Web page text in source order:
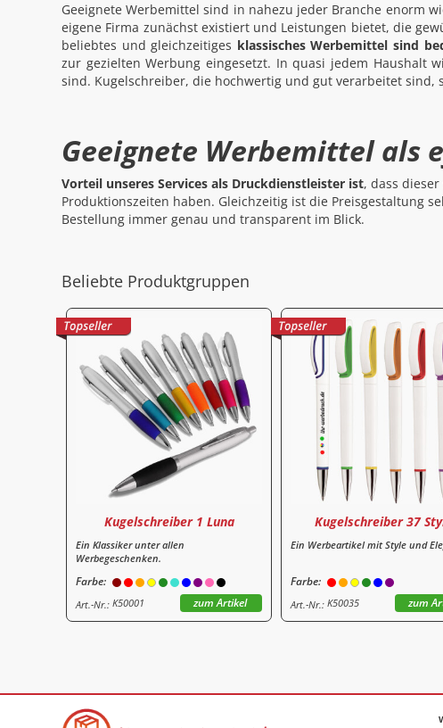
Geeignete Werbemittel sind in nahezu jeder Branche enorm
eigene Firma zunächst existiert und Leistungen bietet, die
beliebtes und gleichzeitiges klassisches Werbemittel sind
zur gezielten Werbung eingesetzt. In quasi jedem Haushalt
sind. Kugelschreiber, die hochwertig und gut verarbeitet sind,
Geeignete Werbemittel als
Vorteil unseres Services als Druckdienstleister ist, dass
Produktionszeiten haben. Gleichzeitig ist die Preisgestaltung
Bestellung immer genau und transparent im Blick.
Beliebte Produktgruppen
Kugelschreiber 1 Luna
Ein Klassiker unter allen
Werbegeschenken.
Farbe:
Art.-Nr.: K50001 zum Artikel
Kugelschreiber 37
Ein Werbeartikel mit Style und
Farbe:
Art.-Nr.:K50035 zum